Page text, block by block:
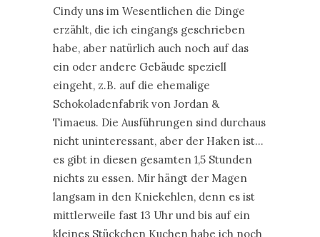
Cindy uns im Wesentlichen die Dinge
erzählt, die ich eingangs geschrieben
habe, aber natürlich auch noch auf das
ein oder andere Gebäude speziell
eingeht, z.B. auf die ehemalige
Schokoladenfabrik von Jordan &
Timaeus. Die Ausführungen sind durchaus
nicht uninteressant, aber der Haken ist…
es gibt in diesen gesamten 1,5 Stunden
nichts zu essen. Mir hängt der Magen
langsam in den Kniekehlen, denn es ist
mittlerweile fast 13 Uhr und bis auf ein
kleines Stückchen Kuchen habe ich noch